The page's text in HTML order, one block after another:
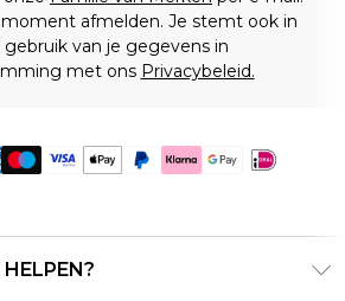
afmelden. Je stemt ook in
van je gegevens in
met ons Privacybeleid.